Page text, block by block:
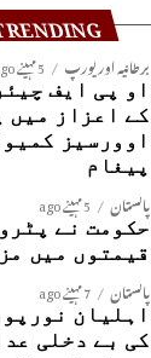
برطانیہ اور یورپ 5 مہینے ago
او پی ایف
کے اعزاز میں
اوورسیز
پیغام
پاکستان 5 مہینے ago
حکومت نے
قیمتوں میں
پاکستان 7 مہینے ago
اہلیان
کی بے دخلی